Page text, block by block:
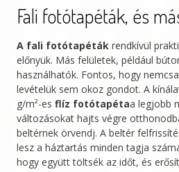
Fali fotótapéták, és
A fali fotótapéták rendkívül
előnyük. Más felületek, például
használhatók. Fontos, hogy
levételük sem okoz gondot. A
g/m²-esflíz fotótapétaa legjobb
változásokat hajts végre
beltérnek örvendj. A beltér
lesz a háztartás minden tagja
hogy együtt töltsék az időt, és